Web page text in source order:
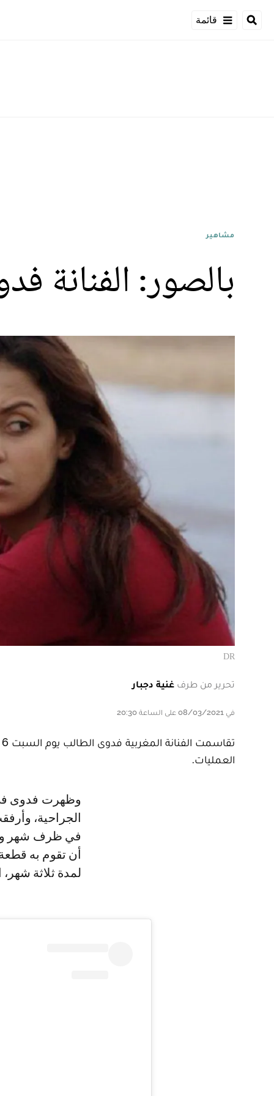
قائمة
مشاهير
بالصور: الفنانة
DR
تحرير من طرف غنية دجبار
في 08/03/2021 على الساعة 20:30
العمليات.
وظهرت فدوى في الصور مع الطاقم الطبي للمستشفى، قبل اجرائها للعملية
الجراحية،
في ظرف شهر
أن تقوم به
لمدة ثلاثة